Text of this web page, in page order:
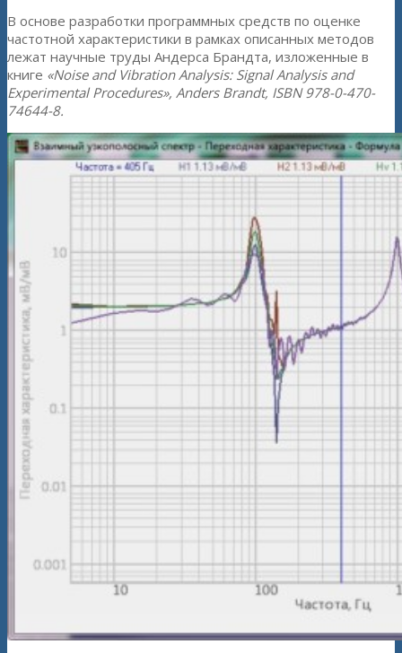
В основе разработки программных средств по оценке
частотной характеристики в рамках описанных методов
лежат научные труды Андерса Брандта, изложенные в
книге «Noise and Vibration Analysis: Signal Analysis and
Experimental Procedures», Anders Brandt, ISBN 978-0-470-
74644-8.